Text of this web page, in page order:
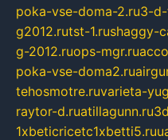
poka-vse-doma-2.ru3-
g2012.rutst-1.rushaggy-
g-2012.ruops-mgr.ru
poka-vse-doma2.ru
tehosmotre.ruvarieta-
raytor-d.ruatillagunn.ru
1xbeticricetc1xbetti5.ru